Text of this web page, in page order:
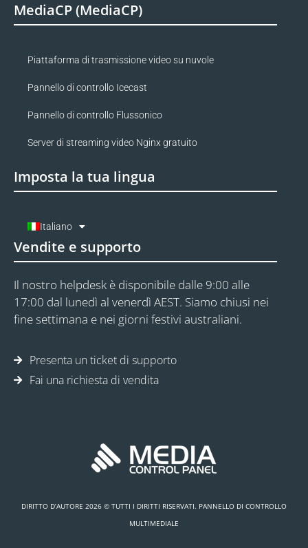
MediaCP (MediaCP)
Piattaforma di trasmissione video su nuvole
Pannello di controllo Icecast
Pannello di controllo Flussonico
Server di streaming video Nginx gratuito
Imposta la tua lingua
Italiano
Vendite e supporto
Il nostro helpdesk è disponibile dalle 9:00 alle
17:00 dal lunedì al venerdì AEST. Siamo chiusi nei
fine settimana e nei giorni festivi australiani.
Presenta un ticket di supporto
Fai una richiesta di vendita
DIRITTO D’AUTORE 2026 © TUTTI I DIRITTI RISERVATI. PANNELLO DI CONTROLLO
MULTIMEDIALE